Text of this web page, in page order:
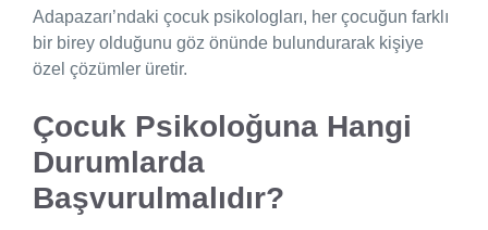
Adapazarı’ndaki çocuk psikologları, her çocuğun farklı
bir birey olduğunu göz önünde bulundurarak kişiye
özel çözümler üretir.
Çocuk Psikoloğuna Hangi
Durumlarda
Başvurulmalıdır?